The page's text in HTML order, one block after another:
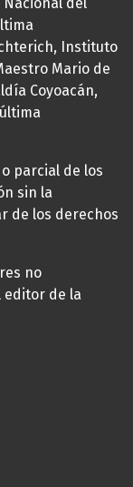
Instituto
Mario de
Coyoacán,
parcial de los
sin la
de los derechos
no
editor de la